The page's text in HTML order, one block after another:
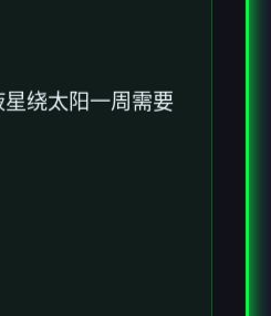
绕太阳一周需要